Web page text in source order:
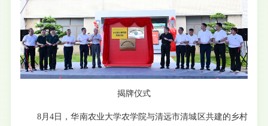
揭牌仪式
8月4日，华南农业大学农学院与清远市清城区共建的乡村